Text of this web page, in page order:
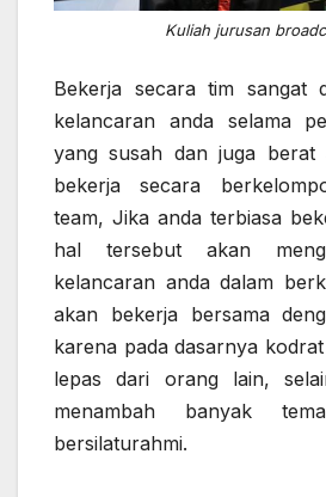
Kuliah jurusan
Bekerja secara tim sangat
kelancaran anda selama
yang susah dan juga berat
bekerja secara
team, Jika anda terbiasa
hal tersebut akan
kelancaran anda dalam
akan bekerja bersama
karena pada dasarnya
lepas dari orang lain,
menambah banyak
bersilaturahmi.